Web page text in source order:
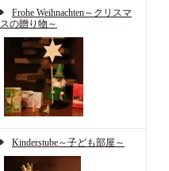
Frohe Weihnachten～クリスマ
スの贈り物～
Kinderstube～子ども部屋～